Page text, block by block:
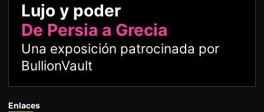
Lujo y poder
De Persia a Grecia
Una exposición patrocinada por
BullionVault
Enlaces